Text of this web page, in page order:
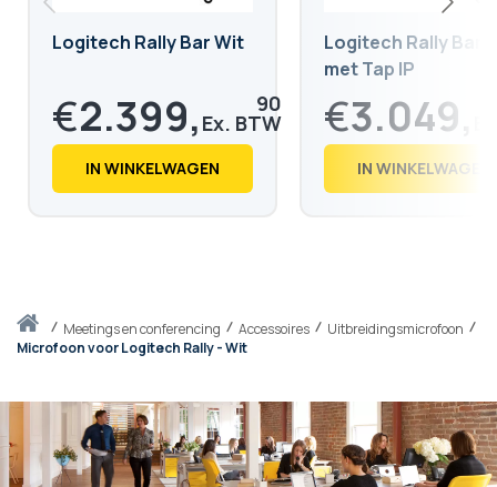
Thuismeetings en conferencing Accessoires
Uitbreidingsmicrofoon
Microfoon voor Logitech Rally - Wit
Logitech Rally Bar Wit
€2.399, 90
€ 2.903,
IN WINKELWAGEN
Logitech Rally Bar
met Tap IP
€3.049,
€ 3.690,
IN WINKELWAGEN